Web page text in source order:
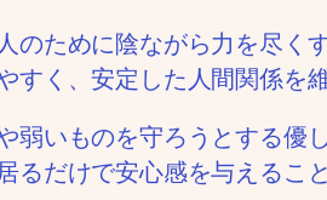
のために陰ながら力を尽く
すく、安定した人間関係を
弱いものを守ろうとする優
るだけで安心感を与えるこ